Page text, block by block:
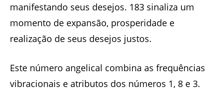
manifestando seus desejos. 183 sinaliza um
momento de expansão, prosperidade e
realização de seus desejos justos.
Este número angelical combina as frequências
vibracionais e atributos dos números 1, 8 e 3.